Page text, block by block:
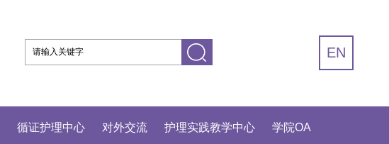
循证护理中心 对外交流 护理实践教学中心 学院OA
EN